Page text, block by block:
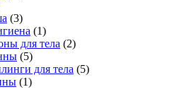
(3)
(1)
для тела (2)
(5)
для тела (5)
(1)